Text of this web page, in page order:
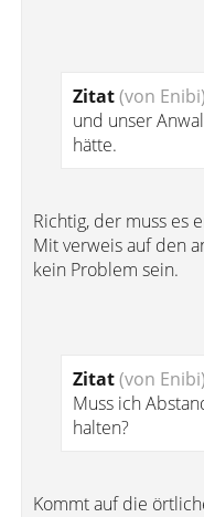
Zitat(von Enibi)
und unser
hätte.
Richtig, der muss es
Mit verweis auf den
kein Problem sein.
Zitat(von Enibi)
Muss ich
halten?
Kommt auf die